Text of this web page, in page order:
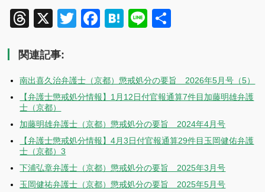
Threads
X TwitterFacebook
Hatena
Line
関連記事:
南出喜久治弁護士（京都）懲戒処分の要旨 2026年5月号（5）
【弁護士懲戒処分情報】1月12日付官報通算7件目加藤明雄弁護
士（京都）
加藤明雄弁護士（京都）懲戒処分の要旨 2024年4月号
【弁護士懲戒処分情報】4月3日付官報通算29件目玉岡健佑弁護
士（京都）3
下浦弘章弁護士（京都）懲戒処分の要旨 2025年3月号
玉岡健祐弁護士（京都）懲戒処分の要旨 2025年5月号